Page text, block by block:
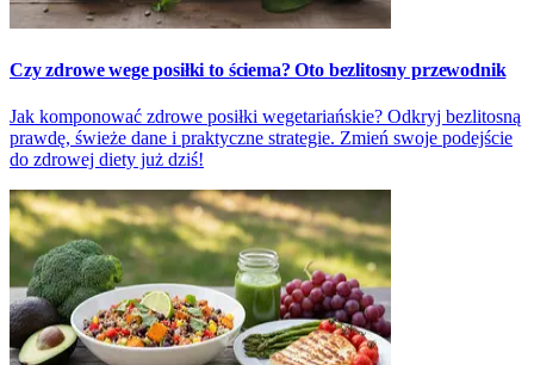
Czy zdrowe wege posiłki to ściema? Oto bezlitosny przewodnik
Jak komponować zdrowe posiłki wegetariańskie? Odkryj bezlitosną
prawdę, świeże dane i praktyczne strategie. Zmień swoje podejście
do zdrowej diety już dziś!